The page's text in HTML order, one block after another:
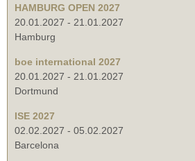
HAMBURG OPEN 2027
20.01.2027 - 21.01.2027
Hamburg
boe international 2027
20.01.2027 - 21.01.2027
Dortmund
ISE 2027
02.02.2027 - 05.02.2027
Barcelona